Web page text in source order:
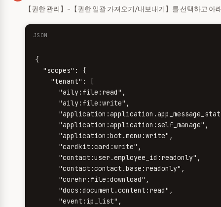
【권한 관리】-【권한 일괄 가져오기/내보내기】를 선택하고 아
JSON
{
  "scopes": {
    "tenant": [
      "aily:file:read",
      "aily:file:write",
      "application:application:self_manage",
      "application:bot.menu:write",
      "cardkit:card:write",
      "contact:user.employee_id:readonly",
      "contact:contact.base:readonly",
      "corehr:file:download",
      "docs:document.content:read",
      "event:ip_list",